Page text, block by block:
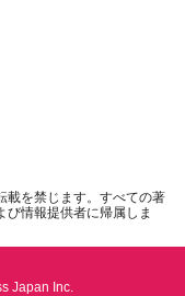
載を禁じます。すべての著
情報提供者に帰属しま
Japan Inc.